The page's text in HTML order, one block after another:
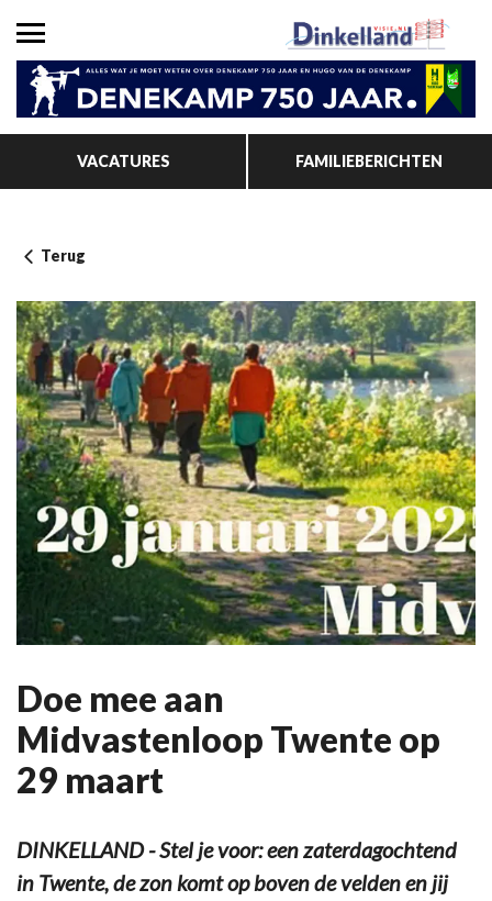
VACATURES FAMILIEBERICHTEN
Terug
Doe mee aan
Midvastenloop Twente op
29 maart
DINKELLAND - Stel je voor: een zaterdagochtend
in Twente, de zon komt op boven de velden en jij